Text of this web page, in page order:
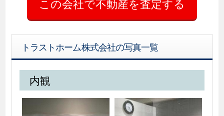
トラストホーム株式会社の写真一覧
内観